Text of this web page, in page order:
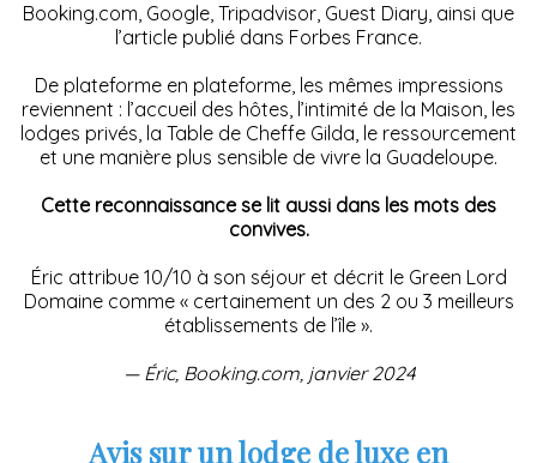
Booking.com, Google, Tripadvisor, Guest Diary, ainsi que
l’article publié dans Forbes France.
De plateforme en plateforme, les mêmes impressions
reviennent : l’accueil des hôtes, l’intimité de la Maison, les
lodges privés, la Table de Cheffe Gilda, le ressourcement
et une manière plus sensible de vivre la Guadeloupe.
Cette reconnaissance se lit aussi dans les mots des
convives.
Éric attribue 10/10 à son séjour et décrit le Green Lord
Domaine comme « certainement un des 2 ou 3 meilleurs
établissements de l’île ».
— Éric, Booking.com, janvier 2024
Avis sur un lodge de luxe en